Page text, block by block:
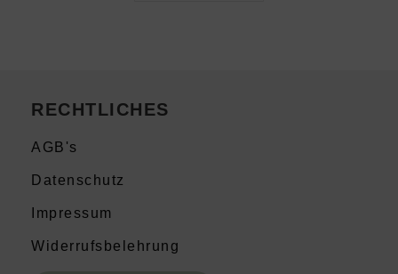
RECHTLICHES
AGB's
Datenschutz
Impressum
Widerrufsbelehrung